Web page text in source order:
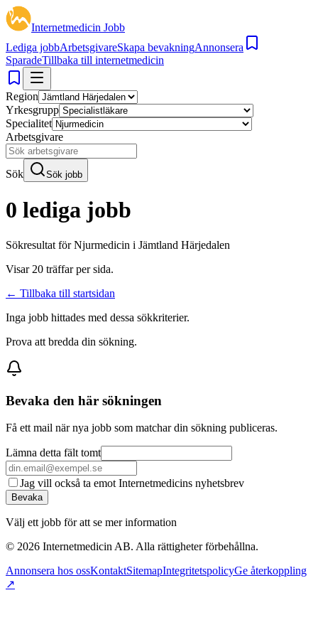
Internetmedicin Jobb
Lediga jobbArbetsgivareSkapa bevakningAnnonsera
SparadeTillbaka till internetmedicin
Region
Yrkesgrupp
Specialitet
Arbetsgivare
Sök Sök jobb
0 lediga jobb
Sökresultat förNjurmedicin i Jämtland Härjedalen
Visar 20 träffar per sida.
← Tillbaka till startsidan
Inga jobb hittades med dessa sökkriterier.
Prova att bredda din sökning.
Bevaka den här sökningen
Få ett mail när nya jobb som matchar din sökning publiceras.
Lämna detta fält tomt
Jag vill också ta emot Internetmedicins nyhetsbrev
Bevaka
Välj ett jobb för att se mer information
© 2026 Internetmedicin AB. Alla rättigheter förbehållna.
Annonsera hos ossKontaktSitemapIntegritetspolicyGe återkoppling
↗